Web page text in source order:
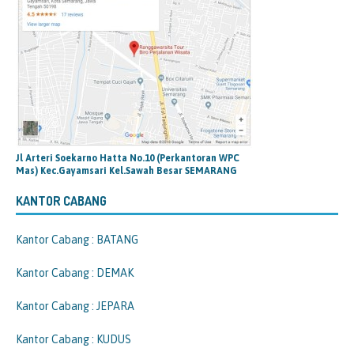
Jl Arteri Soekarno Hatta No.10 (Perkantoran WPC
Mas) Kec.Gayamsari Kel.Sawah Besar SEMARANG
KANTOR CABANG
Kantor Cabang : BATANG
Kantor Cabang : DEMAK
Kantor Cabang : JEPARA
Kantor Cabang : KUDUS